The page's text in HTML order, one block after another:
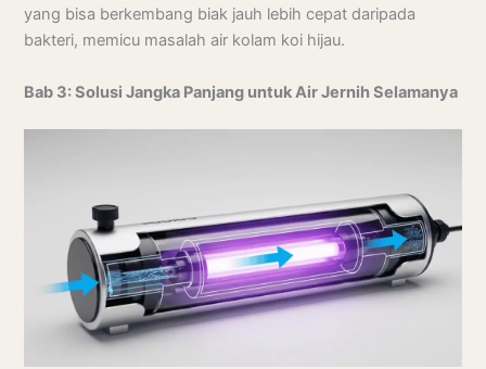
yang bisa berkembang biak jauh lebih cepat daripada
bakteri, memicu masalah air kolam koi hijau.
Bab 3: Solusi Jangka Panjang untuk Air Jernih Selamanya